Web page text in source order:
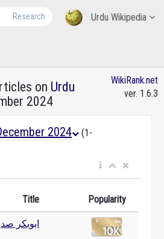
Urdu Wikipedia
Research
on Urdu
2024
WikiRank.net
ver. 1.6.3
2024
(1-
Title Popularity
ابوبکر